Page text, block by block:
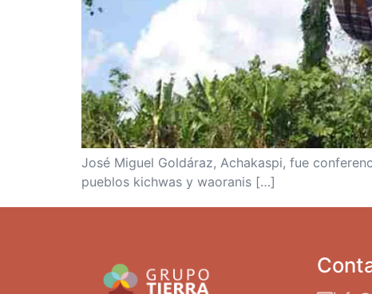
José Miguel Goldáraz, Achakaspi, fue
pueblos kichwas y waoranis […]